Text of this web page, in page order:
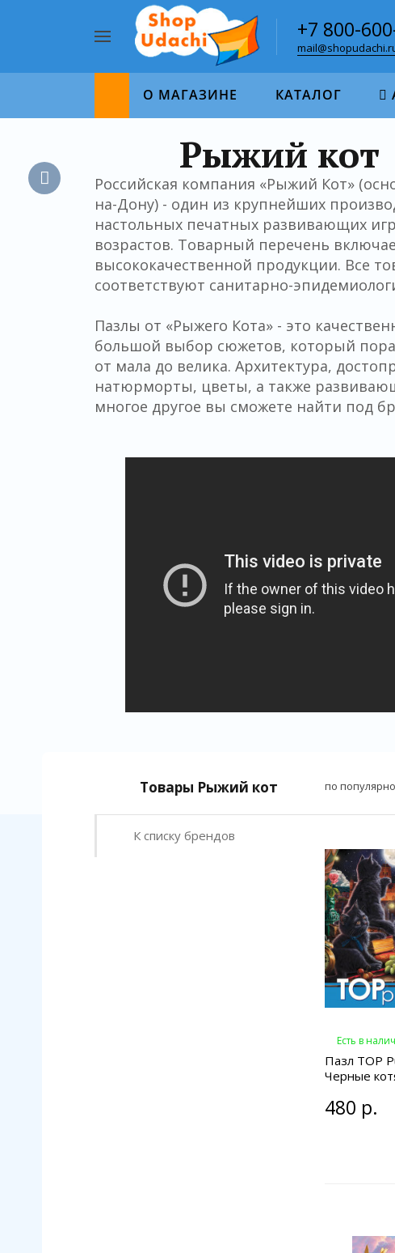
Найти
+7 800-
О МАГАЗИНЕ КАТАЛОГ
Рыжий кот
Российская компания «Рыжий Кот»
на-Дону) - один из крупнейших
настольных печатных развивающих
возрастов. Товарный перечень
высококачественной продукции. Все
соответствуют санитарно-
Пазлы от «Рыжего Кота» - это
большой выбор сюжетов, который
от мала до велика. Архитектура,
натюрморты, цветы, а также
многое другое вы сможете найти под
Товары Рыжий кот по
К списку брендов
Есть в
Пазл TOP
Черные
480 р.